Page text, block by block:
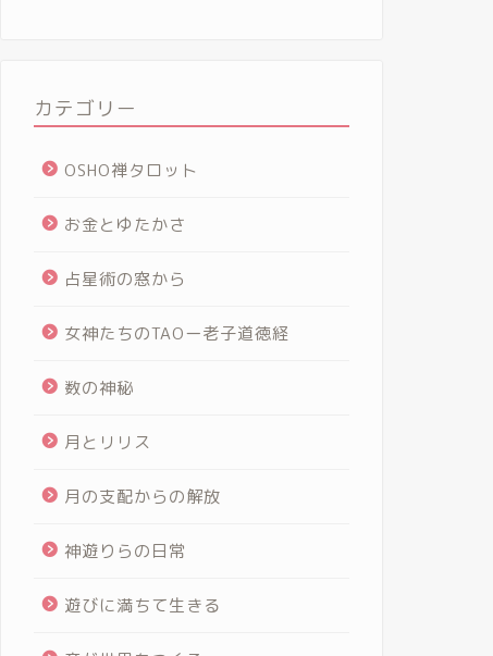
カテゴリー
OSHO禅タロット
お金とゆたかさ
占星術の窓から
女神たちのTAOー老子道徳経
数の神秘
月とリリス
月の支配からの解放
神遊りらの日常
遊びに満ちて生きる